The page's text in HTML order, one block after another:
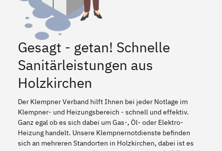
Gesagt - getan! Schnelle
Sanitärleistungen aus
Holzkirchen
Der Klempner Verband hilft Ihnen bei jeder Notlage im
Klempner- und Heizungsbereich - schnell und effektiv.
Ganz egal ob es sich dabei um Gas-, Öl- oder Elektro-
Heizung handelt. Unsere Klempnernotdienste befinden
sich an mehreren Standorten in Holzkirchen, dabei ist es